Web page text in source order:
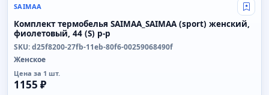
SAIMAA Свой
Комплект термобелья SAIMAA_SAIMAA (sport) женский,
фиолетовый, 44 (S) р-р
SKU: d25f8200-27fb-11eb-80f6-00259068490f
Женское
Цена за 1 шт.
1155 ₽